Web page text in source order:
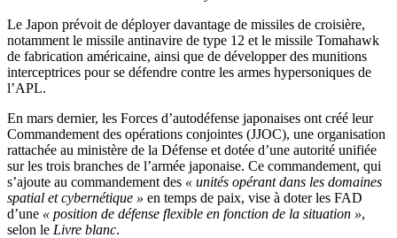
Le Japon prévoit de déployer davantage de missiles de croisière,
notamment le missile antinavire de type 12 et le missile Tomahawk
de fabrication américaine, ainsi que de développer des munitions
interceptrices pour se défendre contre les armes hypersoniques de
l’APL.
En mars dernier, les Forces d’autodéfense japonaises ont créé leur
Commandement des opérations conjointes (JJOC), une organisation
rattachée au ministère de la Défense et dotée d’une autorité unifiée
sur les trois branches de l’armée japonaise. Ce commandement, qui
s’ajoute au commandement des « unités opérant dans les domaines
spatial et cybernétique » en temps de paix, vise à doter les FAD
d’une « position de défense flexible en fonction de la situation »,
selon le Livre blanc.